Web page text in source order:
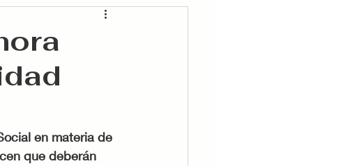
en materia de
que deberán